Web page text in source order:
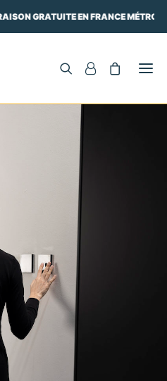
GRATUITE EN FRANCE